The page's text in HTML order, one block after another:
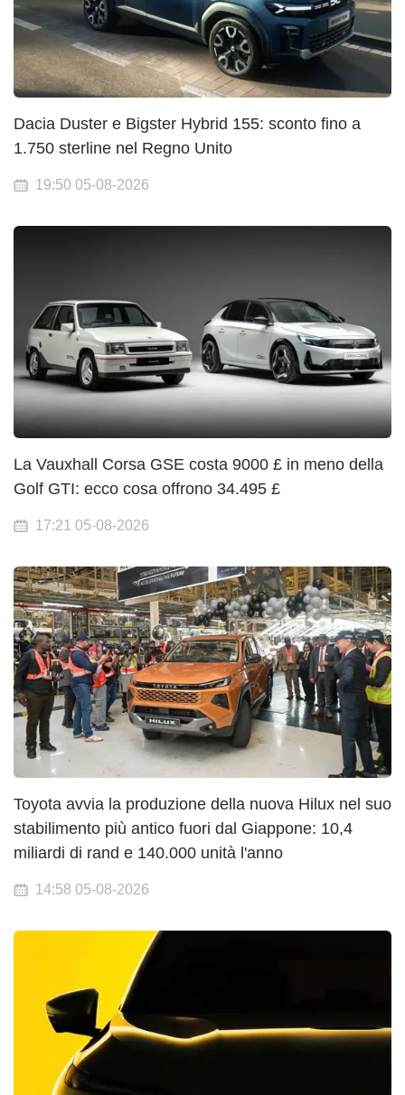
Dacia Duster e Bigster Hybrid 155: sconto fino a
1.750 sterline nel Regno Unito
19:50 05-08-2026
La Vauxhall Corsa GSE costa 9000 £ in meno della
Golf GTI: ecco cosa offrono 34.495 £
17:21 05-08-2026
Toyota avvia la produzione della nuova Hilux nel suo
stabilimento più antico fuori dal Giappone: 10,4
miliardi di rand e 140.000 unità l'anno
14:58 05-08-2026